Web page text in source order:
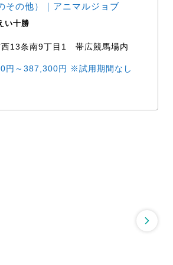
その他）｜アニマルジョブ
い十勝
西13条南9丁目1 帯広競馬場内
円～387,300円 ※試用期間なし